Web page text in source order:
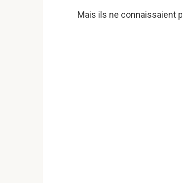
Mais ils ne connaissaient